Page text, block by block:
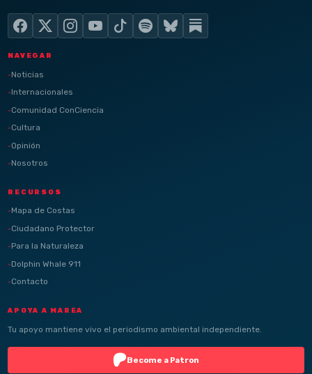
NAVEGAR
Noticias
Internacionales
Comunidad ConCiencia
Cultura
Opinión
Nosotros
RECURSOS
Mapa de Costas
Ciudadano Protector
Para la Naturaleza
Dolphin Whale 911
Contacto
APOYA A MAREA
Tu apoyo mantiene vivo el periodismo ambiental independiente.
Become a Patron